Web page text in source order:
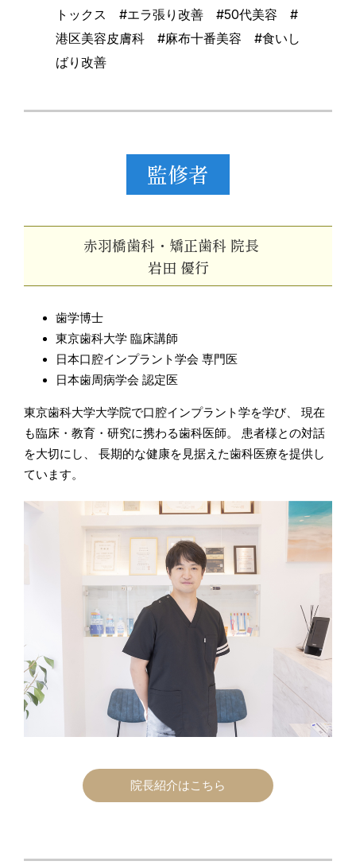
トックス #エラ張り改善 #50代美容 #
港区美容皮膚科 #麻布十番美容 #食いし
ばり改善
監修者
赤羽橋歯科・矯正歯科 院長
岩田 優行
歯学博士
東京歯科大学 臨床講師
日本口腔インプラント学会 専門医
日本歯周病学会 認定医
東京歯科大学大学院で口腔インプラント学を学び、 現在
も臨床・教育・研究に携わる歯科医師。 患者様との対話
を大切にし、 長期的な健康を見据えた歯科医療を提供し
ています。
院長紹介はこちら